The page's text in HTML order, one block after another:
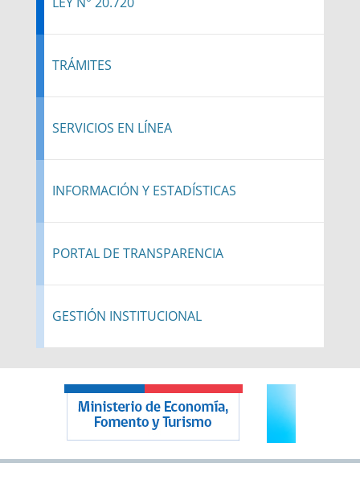
TRÁMITES
SERVICIOS EN LÍNEA
INFORMACIÓN Y ESTADÍSTICAS
PORTAL DE TRANSPARENCIA
GESTIÓN INSTITUCIONAL